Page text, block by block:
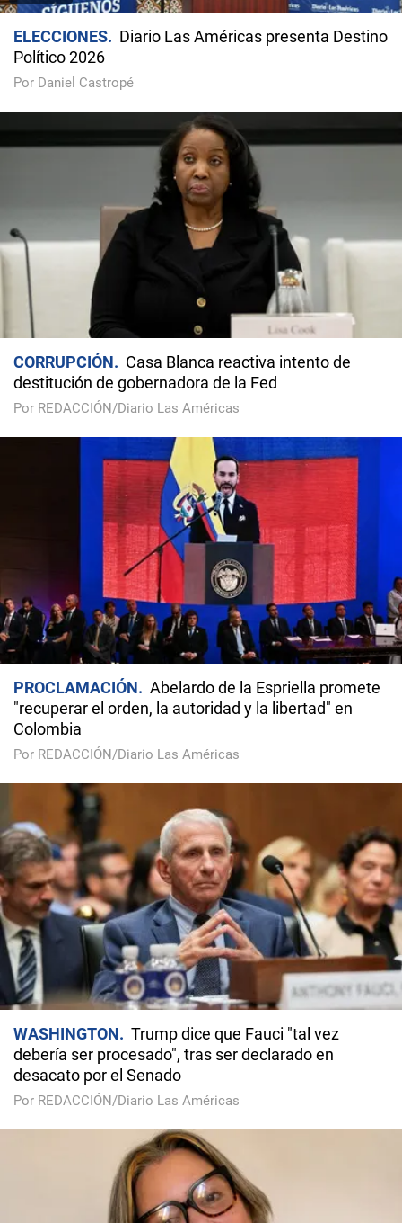
ELECCIONES
Diario Las Américas presenta Destino
Político 2026
Por Daniel Castropé
CORRUPCIÓN
Casa Blanca reactiva intento de
destitución de gobernadora de la Fed
Por REDACCIÓN/Diario Las Américas
PROCLAMACIÓN
Abelardo de la Espriella promete
"recuperar el orden, la autoridad y la libertad" en
Colombia
Por REDACCIÓN/Diario Las Américas
WASHINGTON
Trump dice que Fauci "tal vez
debería ser procesado", tras ser declarado en
desacato por el Senado
Por REDACCIÓN/Diario Las Américas